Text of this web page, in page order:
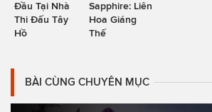
Đầu Tại Nhà
Thi Đấu Tây
Hồ
Sapphire: Liên
Hoa Giáng
Thế
BÀI CÙNG CHUYÊN MỤC